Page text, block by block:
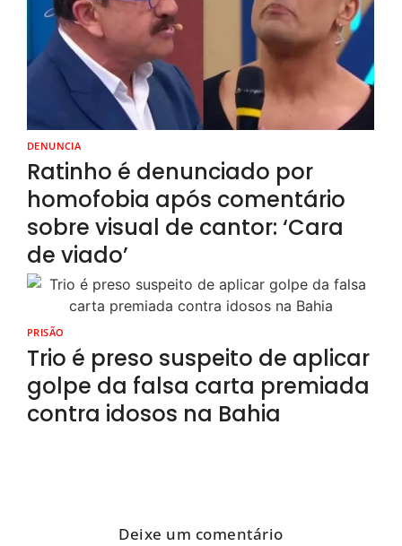
DENUNCIA
Ratinho é denunciado por
homofobia após comentário
sobre visual de cantor: ‘Cara
de viado’
PRISÃO
Trio é preso suspeito de aplicar
golpe da falsa carta premiada
contra idosos na Bahia
Deixe um comentário